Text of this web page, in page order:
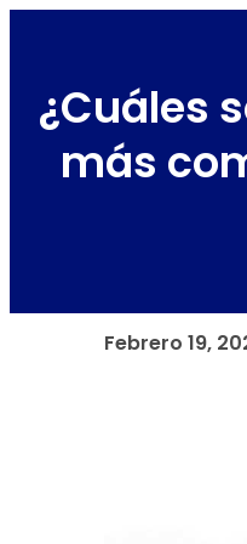
¿Cuáles
más
Febrero 19,